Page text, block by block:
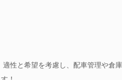
適性と希望を考慮し、配車管理や倉